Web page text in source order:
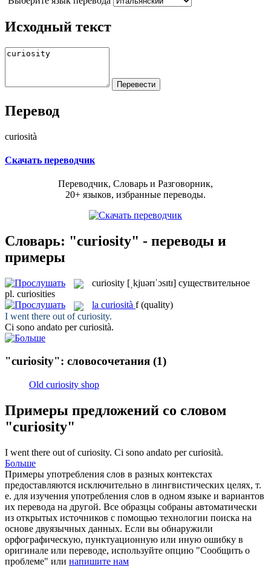
Исходный текст
Перевод
curiosità
Скачать переводчик
Переводчик, Словарь и Разговорник,
20+ языков, избранные переводы.
Словарь: "curiosity" - переводы и
примеры
curiosity [ˌkjuərɪˈɔsɪtɪ] существительное
pl. curiosities
la curiosità f (quality)
I went there out ofcuriosity.
Ci sono andato percuriosità.
"curiosity": словосочетания (1)
Old curiosity shop
Примеры предложений со словом
"curiosity"
I went there out ofcuriosity. Ci sono andato percuriosità.
Больше
Примеры употребления слов в разных контекстах
предоставляются исключительно в лингвистических целях, т.
е. для изучения употребления слов в одном языке и вариантов
их перевода на другой. Все образцы собраны автоматически
из открытых источников с помощью технологии поиска на
основе двуязычных данных. Если вы обнаружили
орфографическую, пунктуационную или иную ошибку в
оригинале или переводе, используйте опцию "Сообщить о
проблеме" или напишите нам